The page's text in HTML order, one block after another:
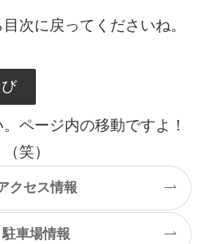
次に戻ってくださいね。
ページ内の移動ですよ！
（笑）
クセス情報
駐車場情報